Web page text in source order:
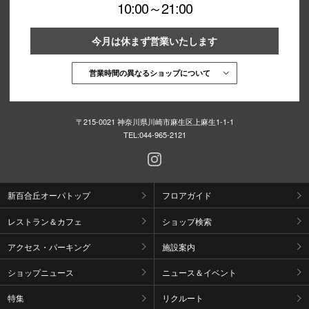
10:00～21:00
今月は休まず営業いたします
営業時間の異なるショップについて
〒215-0021 神奈川県川崎市麻生区上麻生1-1-1
TEL:044-965-2121
新百合丘オーパトップ フロアガイド
レストラン＆カフェ ショップ検索
アクセス・パーキング 施設案内
ショップニュース ニュース＆イベント
特集 リクルート